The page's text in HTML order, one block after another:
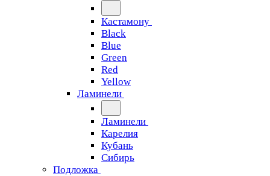
Кастамону
Black
Blue
Green
Red
Yellow
Ламинели
Ламинели
Карелия
Кубань
Сибирь
Подложка